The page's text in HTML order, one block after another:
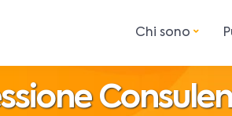
Chi sono